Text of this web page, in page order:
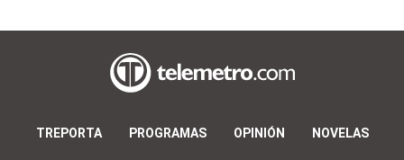
TREPORTA PROGRAMAS OPINIÓN NOVELAS